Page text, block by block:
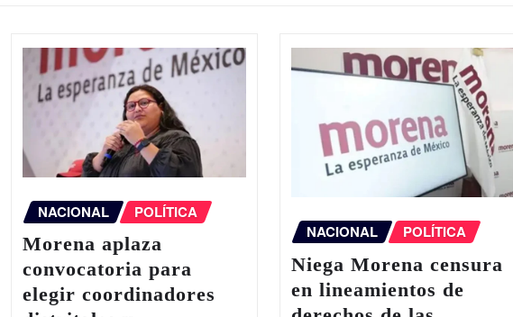
NACIONAL POLÍTICA
Morena aplaza
convocatoria para
elegir coordinadores
NACIONAL POLÍTICA
Niega Morena censura
en lineamientos de